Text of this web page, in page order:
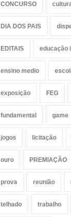
CONCURSO
DIA DOS PAIS
EDITAIS educação
ensino medio
exposição FEG
fundamental game
jogos licitação
ouro PREMIAÇÃO
prova reunião
telhado trabalho